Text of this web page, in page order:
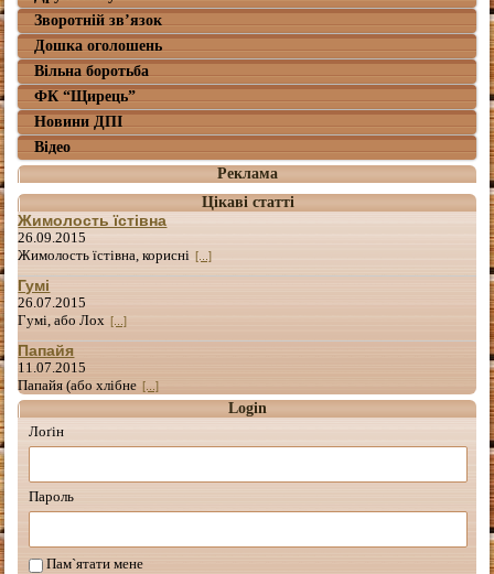
Зворотній зв’язок
Дошка оголошень
Вільна боротьба
ФК “Щирець”
Новини ДПІ
Відео
Реклама
Цікаві статті
Жимолость їстівна
26.09.2015
Жимолость їстівна, корисні [...]
Гумі
26.07.2015
Гумі, або Лох [...]
Папайя
11.07.2015
Папайя (або хлібне [...]
Login
Лоґін
Пароль
Пам`ятати мене